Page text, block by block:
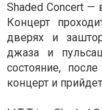
Shaded Concert
Концерт
дверях и
джаза и
состояние,
концерт и